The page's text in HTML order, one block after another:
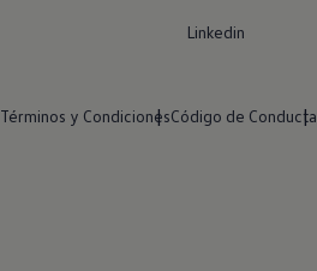
Linkedin
Términos y CondicionesCódigo de Conducta